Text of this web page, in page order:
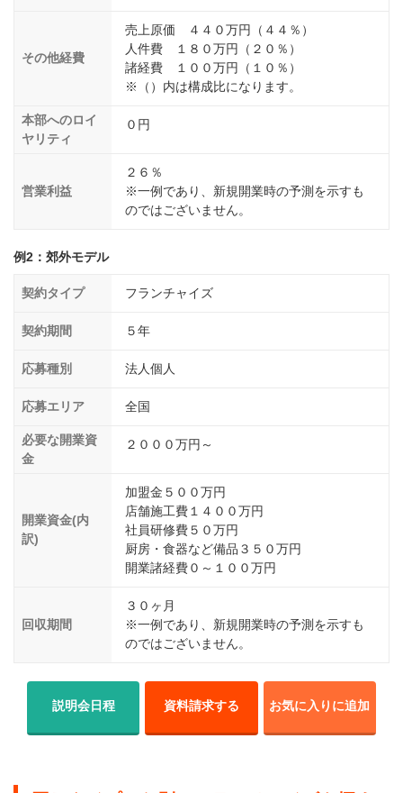
その他経費
売上原価 ４４０万円（４４％）
人件費 １８０万円（２０％）
諸経費 １００万円（１０％）
※（）内は構成比になります。
本部へのロイ
ヤリティ
０円
営業利益
２６％
※一例であり、新規開業時の予測を示すも
のではございません。
例2：郊外モデル
契約タイプ フランチャイズ
契約期間 ５年
応募種別 法人個人
応募エリア 全国
必要な開業資
金
２０００万円～
開業資金(内
訳)
加盟金５００万円
店舗施工費１４００万円
社員研修費５０万円
厨房・食器など備品３５０万円
開業諸経費０～１００万円
回収期間
３０ヶ月
※一例であり、新規開業時の予測を示すも
のではございません。
説明会日程 資料請求する お気に入りに追加